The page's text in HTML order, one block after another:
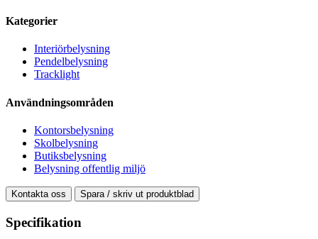
Kategorier
Interiörbelysning
Pendelbelysning
Tracklight
Användningsområden
Kontorsbelysning
Skolbelysning
Butiksbelysning
Belysning offentlig miljö
Kontakta oss Spara / skriv ut produktblad
Specifikation